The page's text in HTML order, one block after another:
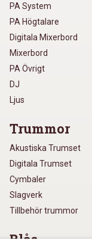
PA System
PA Högtalare
Digitala Mixerbord
Mixerbord
PA Övrigt
DJ
Ljus
Trummor
Akustiska Trumset
Digitala Trumset
Cymbaler
Slagverk
Tillbehör trummor
Blås